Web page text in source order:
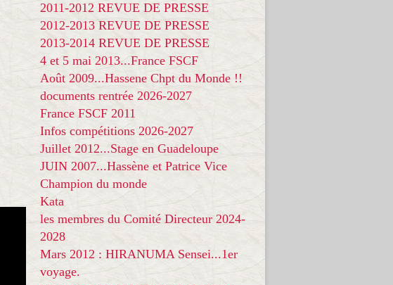
2011-2012 REVUE DE PRESSE
2012-2013 REVUE DE PRESSE
2013-2014 REVUE DE PRESSE
4 et 5 mai 2013...France FSCF
Août 2009...Hassene Chpt du Monde !!
documents rentrée 2026-2027
France FSCF 2011
Infos compétitions 2026-2027
Juillet 2012...Stage en Guadeloupe
JUIN 2007...Hassène et Patrice Vice
Champion du monde
Kata
les membres du Comité Directeur 2024-
2028
Mars 2012 : HIRANUMA Sensei...1er
voyage.